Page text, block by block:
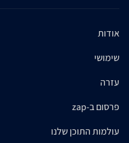
אודות
שימושי
עזרה
פרסום ב-zap
עולמות התוכן שלנו